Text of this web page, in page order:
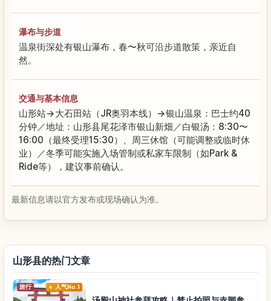
瀑布与步道
温泉街深处有银山瀑布，春〜秋可沿步道散策，亲近自
然。
交通与基本信息
山形站→大石田站（JR奥羽本线）→银山温泉：巴士约40
分钟／地址：山形县尾花泽市银山新畑／白银汤：8:30〜
16:00（最终受理15:30）、周三休馆（可能调整或临时休
业）／冬季可能实施入场管制或私家车限制（如Park &
Ride等），建议事前确认。
最新信息请以官方发布或现场确认为准。
山形县的热门文章
旅行 人气No.1